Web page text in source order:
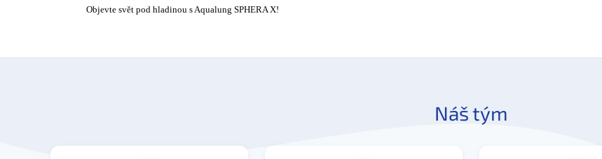
Objevte svět pod hladinou s Aqualung SPHERA X!
Náš tým